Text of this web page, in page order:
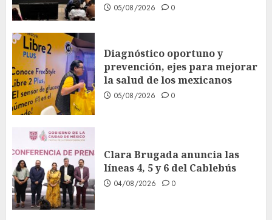
05/08/2026 0
Diagnóstico oportuno y
prevención, ejes para mejorar
la salud de los mexicanos
05/08/2026 0
Clara Brugada anuncia las
líneas 4, 5 y 6 del Cablebús
04/08/2026 0